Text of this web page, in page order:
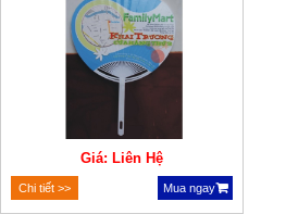
Giá: Liên Hệ
Chi tiết >> Mua ngay